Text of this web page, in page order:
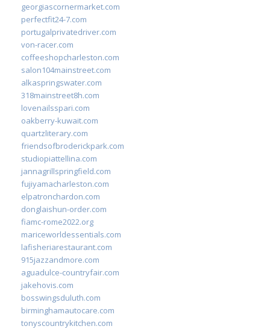
georgiascornermarket.com
perfectfit24-7.com
portugalprivatedriver.com
von-racer.com
coffeeshopcharleston.com
salon104mainstreet.com
alkaspringswater.com
318mainstreet8h.com
lovenailsspari.com
oakberry-kuwait.com
quartzliterary.com
friendsofbroderickpark.com
studiopiattellina.com
jannagrillspringfield.com
fujiyamacharleston.com
elpatronchardon.com
donglaishun-order.com
fiamc-rome2022.org
mariceworldessentials.com
lafisheriarestaurant.com
915jazzandmore.com
aguadulce-countryfair.com
jakehovis.com
bosswingsduluth.com
birminghamautocare.com
tonyscountrykitchen.com